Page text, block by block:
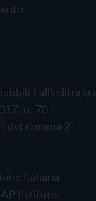
all'editoria
n. 70.
del comma 2
Italiana
(Istituto